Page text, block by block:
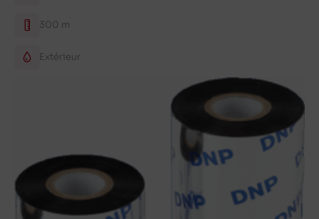
300 m
Extérieur